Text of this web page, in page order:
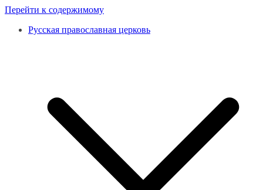
Перейти к содержимому
Русская православная церковь